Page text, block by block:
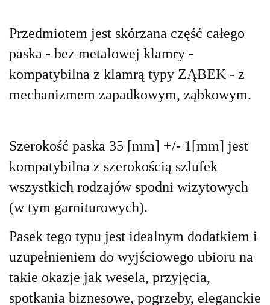
Przedmiotem jest skórzana część całego
paska - bez metalowej klamry -
kompatybilna z klamrą typy ZĄBEK - z
mechanizmem zapadkowym, ząbkowym.
Szerokość paska 35 [mm] +/- 1[mm] jest
kompatybilna z szerokością szlufek
wszystkich rodzajów spodni wizytowych
(w tym garniturowych).
Pasek tego typu jest idealnym dodatkiem i
uzupełnieniem do wyjściowego ubioru na
takie okazje jak wesela, przyjęcia,
spotkania biznesowe, pogrzeby, eleganckie